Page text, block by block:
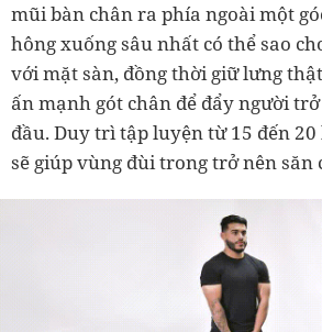
mũi bàn chân ra phía ngoài một
hông xuống sâu nhất có thể sao
với mặt sàn, đồng thời giữ lưng
ấn mạnh gót chân để đẩy người
đầu. Duy trì tập luyện từ 15 đến
sẽ giúp vùng đùi trong trở nên săn